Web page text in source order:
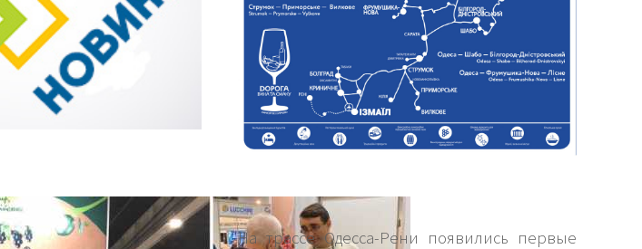
На трассе Одесса-Рени появились первые